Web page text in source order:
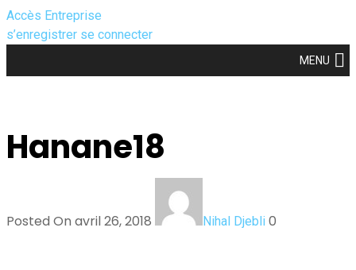
Accès Entreprise
s’enregistrer se connecter
MENU
Hanane18
Posted On avril 26, 2018 Nihal Djebli 0